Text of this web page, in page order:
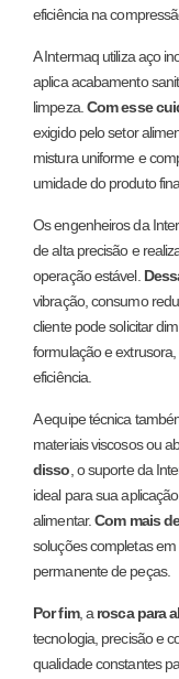
eficiência na
A Intermaq utiliza aço
aplica acabamento
limpeza.Com esse
exigido pelo setor
mistura uniforme e
umidade do produto
Os engenheiros da
de alta precisão e
operação estável.
vibração, consumo
cliente pode solicitar
formulação e
eficiência.
A equipe técnica
materiais viscosos ou
disso, o suporte da
ideal para sua
alimentar.Com mais
soluções completas
permanente de peças.
Por fim, arosca para
tecnologia, precisão e
qualidade constantes